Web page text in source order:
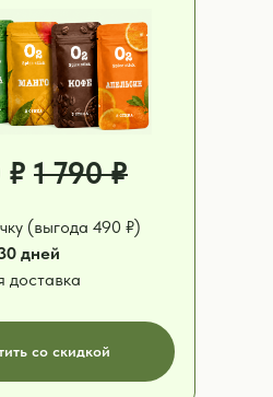
(выгода 490 ₽)
дней
доставка
со скидкой
₽ 1 790 ₽